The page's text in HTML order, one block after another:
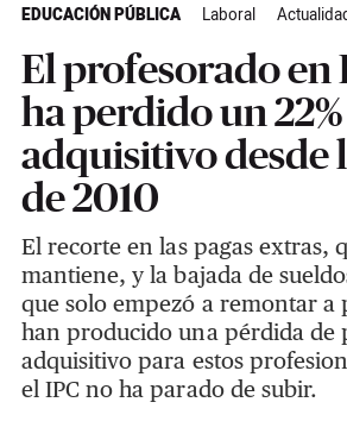
EDUCACIÓN PÚBLICA Laboral
El profesorado en
ha perdido un
adquisitivo desde
de 2010
El recorte en las pagas extras,
mantiene, y la bajada de
que solo empezó a remontar a
han producido una pérdida de
adquisitivo para estos
el IPC no ha parado de subir.